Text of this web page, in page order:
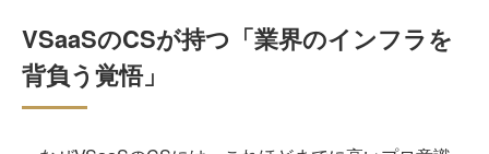
VSaaSのCSが持つ「業界のインフラを
背負う覚悟」